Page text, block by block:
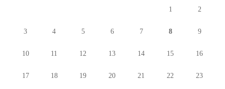
1 2
3 4 5 6 7 8 9
10 11 12 13 14 15 16
17 18 19 20 21 22 23